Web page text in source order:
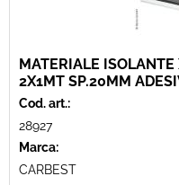
MATERIALE
2X1MT SP.20MM
Cod. art.:
28927
Marca:
CARBEST